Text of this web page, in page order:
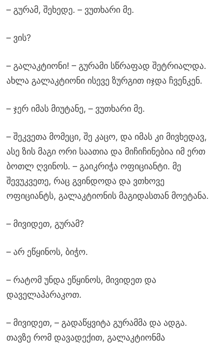
– გურამ, შეხედე. – ვუთხარი მე.
– ვის?
– გალაკტიონი! – გურამი სწრაფად შეტრიალდა.
ახლა გალაკტიონი ისევე ზურგით იჯდა ჩვენკენ.
– ჯერ იმას მიუტანე, – ვუთხარი მე.
– შეკვეთა მომეცი, შე კაცო, და იმას კი მივხედავ,
ასე ზის მაგი ორი საათია და მიჩიჩინებია იმ ერთ
ბოთლ ღვინოს. – გაიკრიჭა ოფიციანტი. მე
შევუკვეთე, რაც გვინდოდა და ვთხოვე
ოფიციანტს, გალაკტიონის მაგიდასთან მოეტანა.
– მივიდეთ, გურამ?
– არ ეწყინოს, ბიჭო.
– რატომ უნდა ეწყინოს, მივიდეთ და
დაველაპარაკოთ.
– მივიდეთ, – გადაწყვიტა გურამმა და ადგა.
თავზე რომ დავადექით, გალაკტიონმა